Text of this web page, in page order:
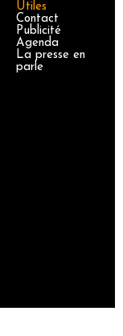
Utiles
Contact
Publicité
Agenda
La presse en
parle